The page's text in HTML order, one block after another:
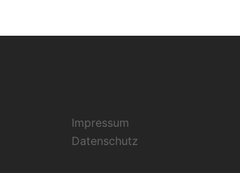
Impressum
Datenschutz